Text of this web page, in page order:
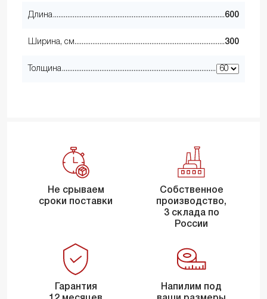
Длина 600
Ширина, см 300
Толщина
Не срываем
сроки поставки
Собственное
производство,
3 склада по
России
Гарантия
Напилим под